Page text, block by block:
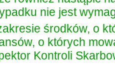
nie jest
środków, o
o których
Kontroli